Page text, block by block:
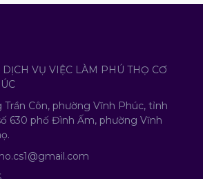
DỊCH VỤ VIỆC LÀM PHÚ THỌ CƠ
Côn, phường Vĩnh Phúc, tỉnh
630 phố Đình Ấm, phường Vĩnh